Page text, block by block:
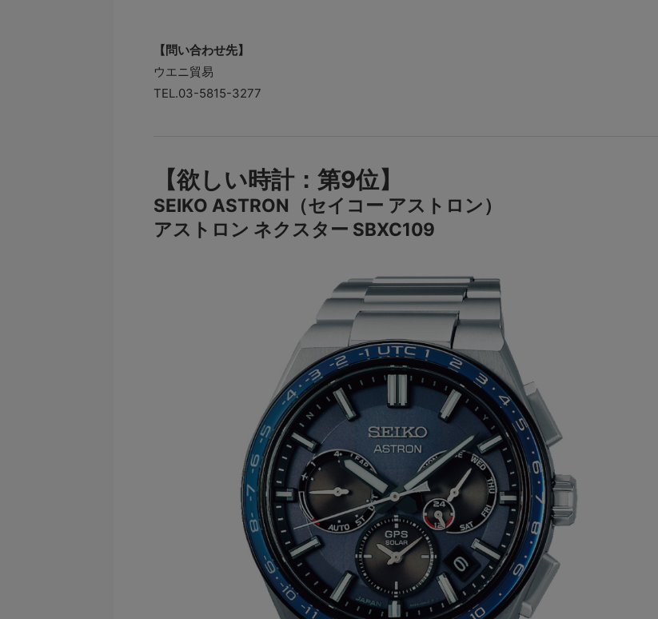
【問い合わせ先】
ウエニ貿易
TEL.03-5815-3277
【欲しい時計：第9位】
SEIKO ASTRON（セイコー アストロン）
アストロン ネクスター SBXC109